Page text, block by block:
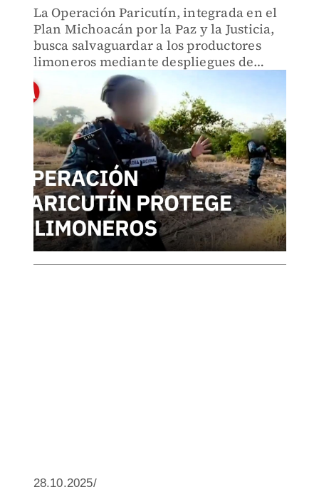
La Operación Paricutín, integrada en el
Plan Michoacán por la Paz y la Justicia,
busca salvaguardar a los productores
limoneros mediante despliegues de
seguridad y acciones coordinadas para
frenar la extorsión y la violencia en la
región.
28.10.2025/